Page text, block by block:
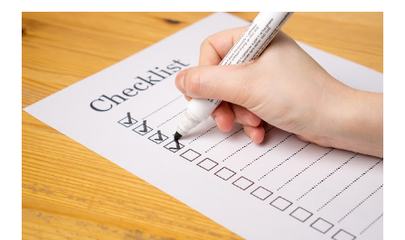
perbaikan yang disepakati. Pihak yang bertanggung jawab
iuntuk mengambil tindakan perbaikan pun telah ditunjuk dan
ditulis dalam notulen rapat . Proses penyelesaian masalah
ini dilakukan sebelum rapat. Alhasil, dalam rapat Tinjauan
Manajemen para peserta (semua manager) dan direktur
mendengar paparan management representative
perusahaan, masalah-masalah penting yang terjadi di
perusahaan itu berikut rencana perbaikan yang telah
disusun sebelum rapat. Sesekali direktur memberi arahan ...